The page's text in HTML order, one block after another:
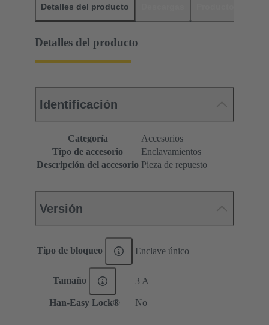
Detalles del producto
Detalles del producto
Identificación
Categoría
Accesorios
Tipo de accesorio
Enclavamientos
Descripción del accesorio Pieza de repuesto
Versión
Tipo de bloqueo Enclave único
Tamaño 3 A
Han-Easy Lock® No